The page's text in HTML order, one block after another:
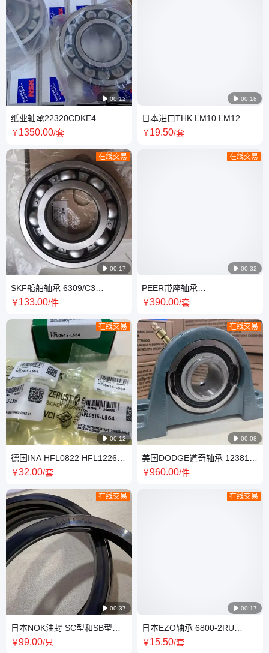
 00:12
纸业轴承22320CDKE4
23130CA 钢/铜保持架 日本
￥1350.00/套
 00:17
在线交易
SKF船舶轴承 6309/C3
6310/C3 6312/C3 噪音低 支撑
￥133.00/件
 00:12
在线交易
德国INA HFL0822 HFL1226
HFL1022单向滚针离合器轴承
￥32.00/套
 00:37
在线交易
日本NOK油封 SC型和SB型
AB5113EO/AB5133EO/AB5138EO
￥99.00/只
 00:18
日本进口THK LM10 LM12
LM13 直线轴承 高转速 低噪音
￥19.50/套
 00:32
在线交易
PEER带座轴承
UKP213+H2313 UCP210农业
￥390.00/套
 00:08
在线交易
美国DODGE道奇轴承 123814
P2B-SC-108 P2B-DL-111 英制
￥960.00/件
 00:17
在线交易
日本EZO轴承 6800-2RU
6801-2RU 非接触时密封 全新
￥15.50/套